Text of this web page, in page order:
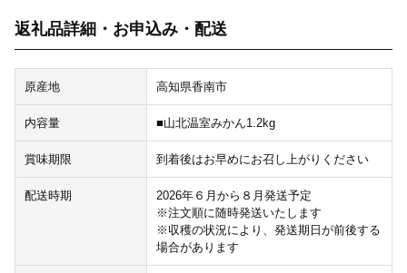
返礼品詳細・お申込み・配送
原産地 高知県香南市
内容量 ■山北温室みかん1.2kg
賞味期限 到着後はお早めにお召し上がりください
配送時期
2026年６月から８月発送予定
※注文順に随時発送いたします
※収穫の状況により、発送期日が前後する
場合があります